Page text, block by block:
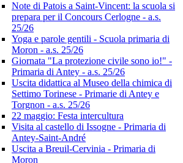
Note di Patois a Saint-Vincent: la scuola si
prepara per il Concours Cerlogne - a.s.
25/26
Yoga e parole gentili - Scuola primaria di
Moron - a.s. 25/26
Giornata "La protezione civile sono io!" -
Primaria di Antey - a.s. 25/26
Uscita didattica al Museo della chimica di
Settimo Torinese - Primarie di Antey e
Torgnon - a.s. 25/26
22 maggio: Festa intercultura
Visita al castello di Issogne - Primaria di
Antey-Saint-André
Uscita a Breuil-Cervinia - Primaria di
Moron